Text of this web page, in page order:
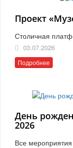
Проект
Столичная
03.07.2026
Подробнее
День
2026
Все